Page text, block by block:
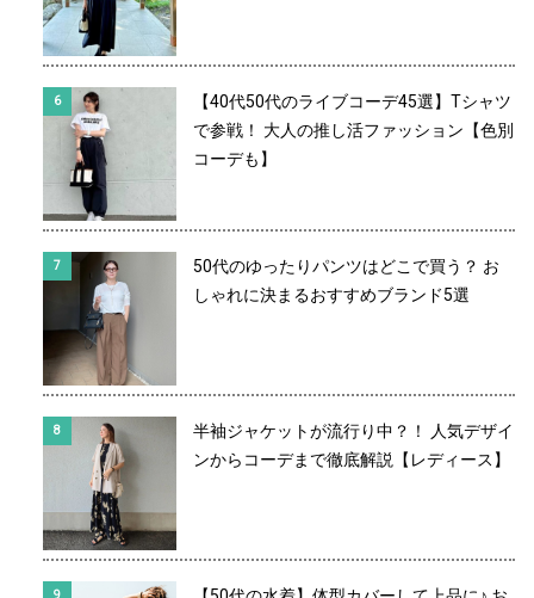
【40代50代のライブコーデ45選】Tシャツ
で参戦！ 大人の推し活ファッション【色別
コーデも】
50代のゆったりパンツはどこで買う？ お
しゃれに決まるおすすめブランド5選
半袖ジャケットが流行り中？！ 人気デザイ
ンからコーデまで徹底解説【レディース】